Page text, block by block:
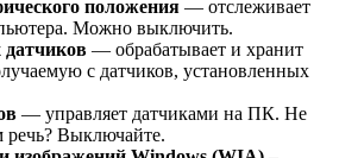
положения — отслеживает
Можно выключить.
— обрабатывает и хранит
с датчиков, установленных
— управляет датчиками на ПК. Не
речь? Выключайте.